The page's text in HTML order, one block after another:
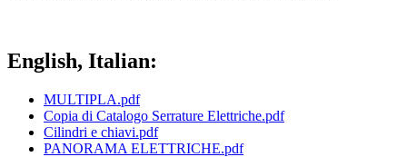
English, Italian:
MULTIPLA.pdf
Copia di Catalogo Serrature Elettriche.pdf
Cilindri e chiavi.pdf
PANORAMA ELETTRICHE.pdf